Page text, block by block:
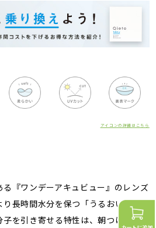
アイコンの詳細はこちら
『ワンデーアキュビュー』のレンズ
長時間水分を保つ「うるおい成分」
を引き寄せる特性は、朝つけてから